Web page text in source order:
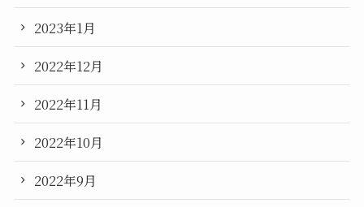
2023年1月
2022年12月
2022年11月
2022年10月
2022年9月